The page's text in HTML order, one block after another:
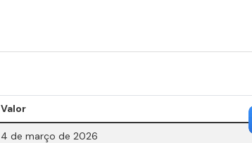
Valor
4 de março de 2026